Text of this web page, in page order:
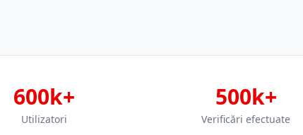
600k+
Utilizatori
500k+
Verificări efectuate